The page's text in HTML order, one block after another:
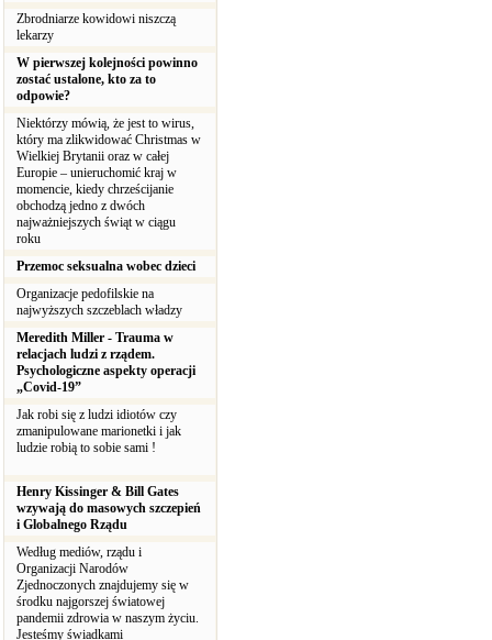
Zbrodniarze kowidowi niszczą
lekarzy
W pierwszej kolejności powinno
zostać ustalone, kto za to
odpowie?
Niektórzy mówią, że jest to wirus,
który ma zlikwidować Christmas w
Wielkiej Brytanii oraz w całej
Europie – unieruchomić kraj w
momencie, kiedy chrześcijanie
obchodzą jedno z dwóch
najważniejszych świąt w ciągu
roku
Przemoc seksualna wobec dzieci
Organizacje pedofilskie na
najwyższych szczeblach władzy
Meredith Miller - Trauma w
relacjach ludzi z rządem.
Psychologiczne aspekty operacji
„Covid-19”
Jak robi się z ludzi idiotów czy
zmanipulowane marionetki i jak
ludzie robią to sobie sami !
Henry Kissinger & Bill Gates
wzywają do masowych szczepień
i Globalnego Rządu
Według mediów, rządu i
Organizacji Narodów
Zjednoczonych znajdujemy się w
środku najgorszej światowej
pandemii zdrowia w naszym życiu.
Jesteśmy świadkami